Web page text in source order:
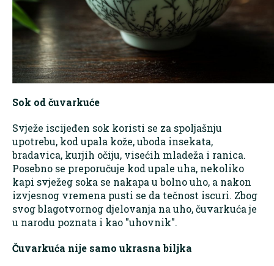
Sok od čuvarkuće
Svježe iscijeđen sok koristi se za spoljašnju
upotrebu, kod upala kože, uboda insekata,
bradavica, kurjih očiju, visećih mladeža i ranica.
Posebno se preporučuje kod upale uha, nekoliko
kapi svježeg soka se nakapa u bolno uho, a nakon
izvjesnog vremena pusti se da tečnost iscuri. Zbog
svog blagotvornog djelovanja na uho, čuvarkuća je
u narodu poznata i kao "uhovnik".
Čuvarkuća nije samo ukrasna biljka